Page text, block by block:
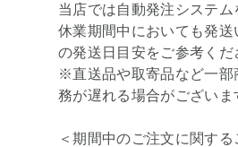
当店では自動発注システ
休業期間中においても発
の発送日目安をご参考くだ
※直送品や取寄品など一部
務が遅れる場合がございま
＜期間中のご注文に関する